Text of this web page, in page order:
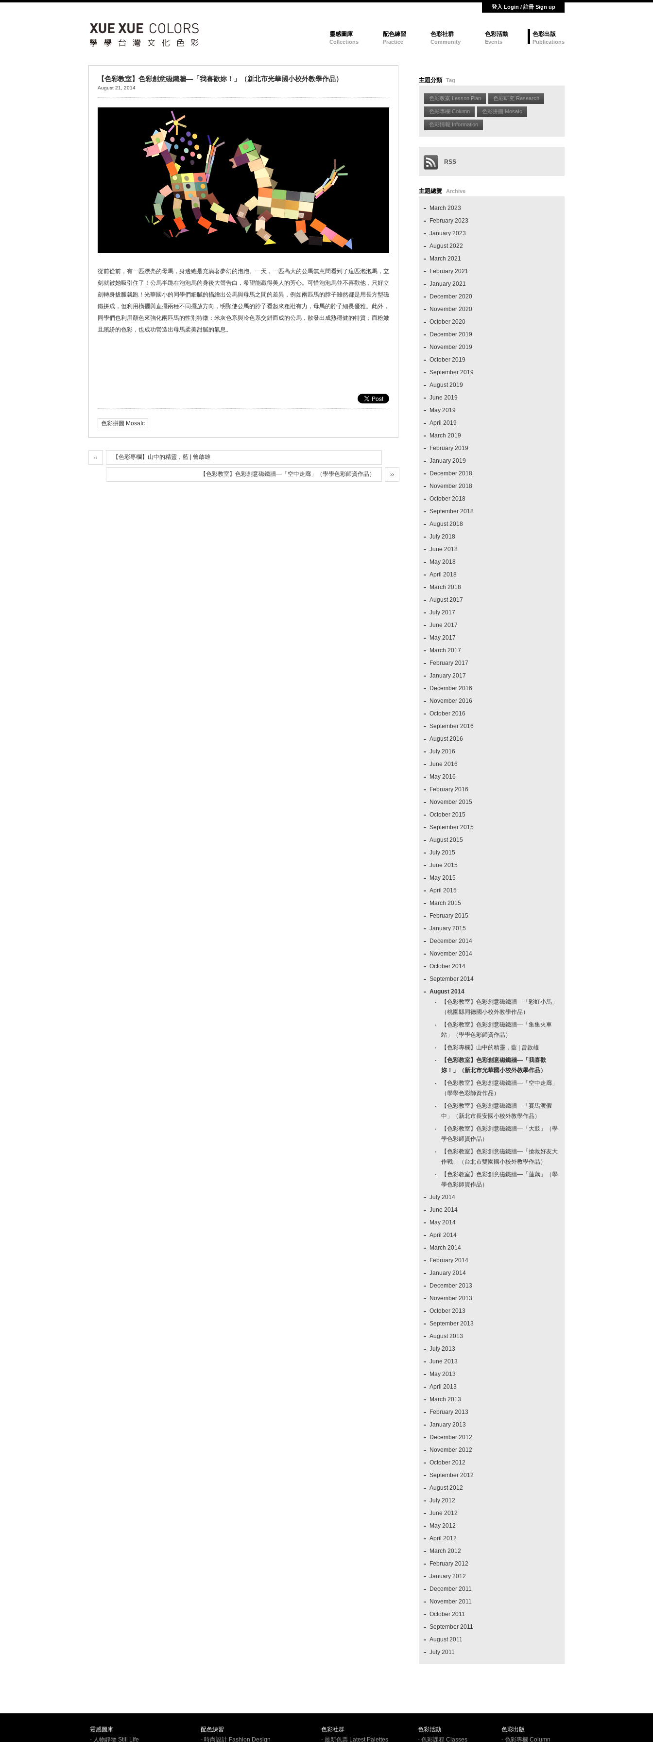
登入 Login / 註冊 Sign up
靈感圖庫
Collections
配色練習
Practice
色彩社群
Community
色彩活動
Events
色彩出版
Publications
【色彩教室】色彩創意磁鐵牆—「我喜歡妳！」（新北市光華國小校外教學作品）
August 21, 2014
從前從前，有一匹漂亮的母馬，身邊總是充滿著夢幻的泡泡。一天，一匹高大的公馬無意間看到了這匹泡泡馬，立
刻就被她吸引住了！公馬半跪在泡泡馬的身後大聲告白，希望能贏得美人的芳心。可惜泡泡馬並不喜歡他，只好立
刻轉身拔腿就跑！光華國小的同學們細膩的描繪出公馬與母馬之間的差異，例如兩匹馬的脖子雖然都是用長方型磁
鐵拼成，但利用橫擺與直擺兩種不同擺放方向，明顯使公馬的脖子看起來粗壯有力，母馬的脖子細長優雅。此外，
同學們也利用顏色來強化兩匹馬的性別特徵：米灰色系與冷色系交錯而成的公馬，散發出成熟穩健的特質；而粉嫩
且繽紛的色彩，也成功營造出母馬柔美甜膩的氣息。
色彩拼圖 MosaIc
【色彩專欄】山中的精靈，藍 | 曾啟雄
【色彩教室】色彩創意磁鐵牆—「空中走廊」（學學色彩師資作品）
主題分類 Tag
色彩教案 Lesson Plan 色彩研究 Research
色彩專欄 Column 色彩拼圖 MosaIc
色彩情報 Information
RSS
主題總覽 Archive
March 2023
February 2023
January 2023
August 2022
March 2021
February 2021
January 2021
December 2020
November 2020
October 2020
December 2019
November 2019
October 2019
September 2019
August 2019
June 2019
May 2019
April 2019
March 2019
February 2019
January 2019
December 2018
November 2018
October 2018
September 2018
August 2018
July 2018
June 2018
May 2018
April 2018
March 2018
August 2017
July 2017
June 2017
May 2017
March 2017
February 2017
January 2017
December 2016
November 2016
October 2016
September 2016
August 2016
July 2016
June 2016
May 2016
February 2016
November 2015
October 2015
September 2015
August 2015
July 2015
June 2015
May 2015
April 2015
March 2015
February 2015
January 2015
December 2014
November 2014
October 2014
September 2014
August 2014
【色彩教室】色彩創意磁鐵牆—「彩虹小馬」
（桃園縣同德國小校外教學作品）
【色彩教室】色彩創意磁鐵牆—「集集火車
站」（學學色彩師資作品）
【色彩專欄】山中的精靈，藍 | 曾啟雄
【色彩教室】色彩創意磁鐵牆—「我喜歡
妳！」（新北市光華國小校外教學作品）
【色彩教室】色彩創意磁鐵牆—「空中走廊」
（學學色彩師資作品）
【色彩教室】色彩創意磁鐵牆—「賽馬渡假
中」（新北市長安國小校外教學作品）
【色彩教室】色彩創意磁鐵牆—「大鼓」（學
學色彩師資作品）
【色彩教室】色彩創意磁鐵牆—「搶救好友大
作戰」（台北市雙園國小校外教學作品）
【色彩教室】色彩創意磁鐵牆—「蓮藕」（學
學色彩師資作品）
July 2014
June 2014
May 2014
April 2014
March 2014
February 2014
January 2014
December 2013
November 2013
October 2013
September 2013
August 2013
July 2013
June 2013
May 2013
April 2013
March 2013
February 2013
January 2013
December 2012
November 2012
October 2012
September 2012
August 2012
July 2012
June 2012
May 2012
April 2012
March 2012
February 2012
January 2012
December 2011
November 2011
October 2011
September 2011
August 2011
July 2011
靈感圖庫
- 人物靜物 Still Life
配色練習
- 時尚設計 Fashion Design
色彩社群
- 最新色票 Latest Palettes
色彩活動
- 色彩課程 Classes
色彩出版
- 色彩專欄 Column